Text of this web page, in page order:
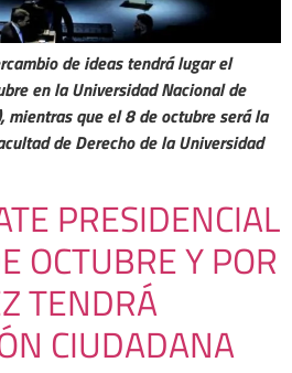
de ideas tendrá lugar el
en la Universidad Nacional de
mientras que el 8 de octubre será la
de Derecho de la Universidad
PRESIDENCIAL
OCTUBRE Y POR
TENDRÁ
CIUDADANA